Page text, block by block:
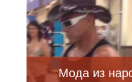
Мода из